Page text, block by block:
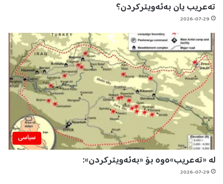
تەعریب یان بەئەویترکردن؟
2026-07-29
سیاسی
لە «تەعریب»ەوە بۆ «بەئەویترکردن»:
2026-07-29